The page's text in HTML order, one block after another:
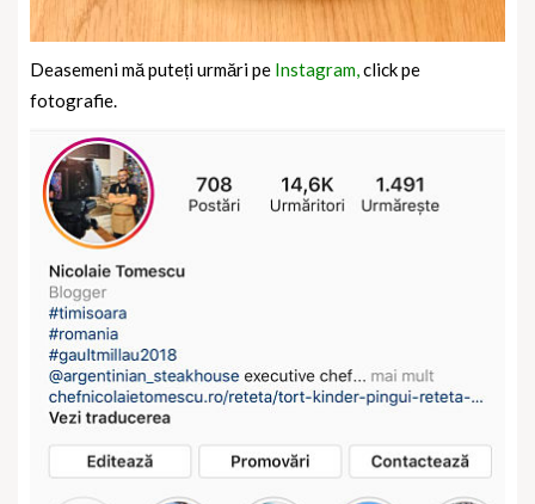
Deasemeni mă puteți urmări pe Instagram,click pe
fotografie.